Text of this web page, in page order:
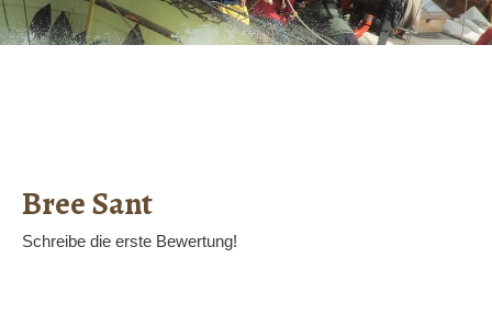
Bree Sant
Schreibe die erste Bewertung!